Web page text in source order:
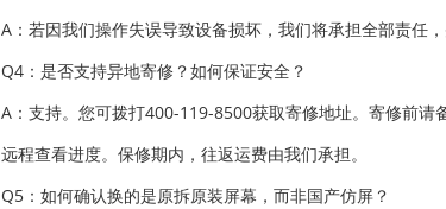
A：若因我们操作失误导致设备损坏，我们将承担全部责任
Q4：是否支持异地寄修？如何保证安全？
A：支持。您可拨打400-119-8500获取寄修地址。寄修前
远程查看进度。保修期内，往返运费由我们承担。
Q5：如何确认换的是原拆原装屏幕，而非国产仿屏？